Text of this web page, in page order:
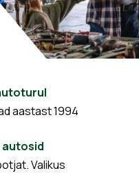
aastast 1994
autosid
Valikus